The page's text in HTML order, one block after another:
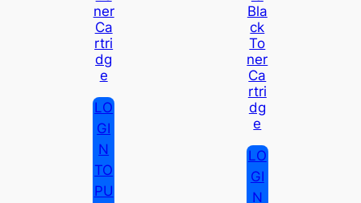
Ner
Ca
Rtri
Dg
E
LO
GI
N
TO
PU
Bla
Ck
To
Ner
Ca
Rtri
Dg
E
LO
GI
N